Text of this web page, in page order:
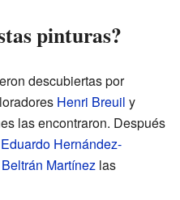
pinturas?
descubiertas por
Henri Breuil y
las encontraron. Después
Eduardo Hernández-
Martínez las